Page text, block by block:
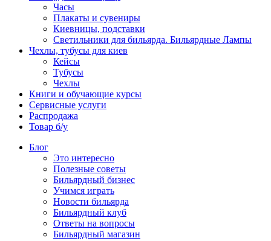
Часы
Плакаты и сувениры
Киевницы, подставки
Светильники для бильярда. Бильярдные Лампы
Чехлы, тубусы для киев
Кейсы
Тубусы
Чехлы
Книги и обучающие курсы
Сервисные услуги
Распродажа
Товар б/у
Блог
Это интересно
Полезные советы
Бильярдный бизнес
Учимся играть
Новости бильярда
Бильярдный клуб
Ответы на вопросы
Бильярдный магазин